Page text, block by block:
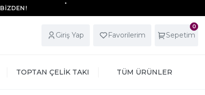
Giriş Yap Favorilerim
0
Sepetim
TOPTAN ÇELİK TAKI TÜM ÜRÜNLER